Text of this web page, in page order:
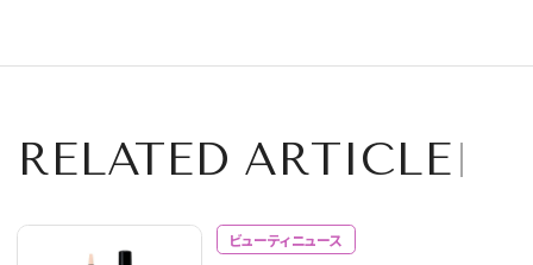
RELATED ARTICLE
ビューティニュース